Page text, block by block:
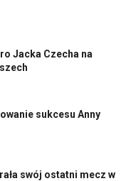
Jacka Czecha na
sukcesu Anny
swój ostatni mecz w